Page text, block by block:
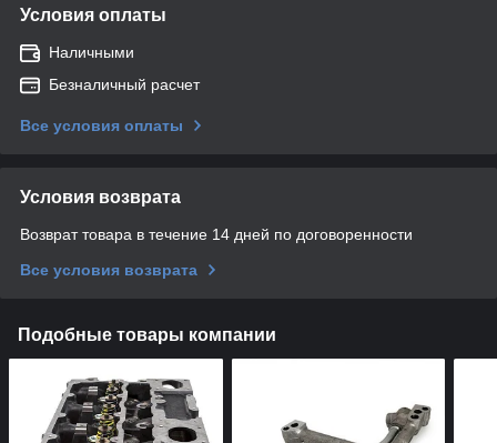
Условия оплаты
Наличными
Безналичный расчет
Все условия оплаты
Условия возврата
Возврат товара в течение 14 дней по договоренности
Все условия возврата
Подобные товары компании